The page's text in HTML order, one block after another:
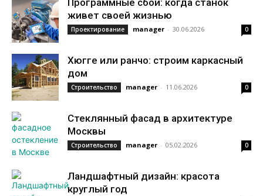
Программные сбои: когда станок
живет своей жизнью
Проектирование manager - 30.06.2026 0
Хюгге или ранчо: строим каркасный
дом
Строительство manager - 11.06.2026 0
Стеклянный фасад в архитектуре
Москвы
Строительство manager - 05.02.2026 0
Ландшафтный дизайн: красота
круглый год